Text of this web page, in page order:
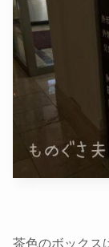
茶色のボックス